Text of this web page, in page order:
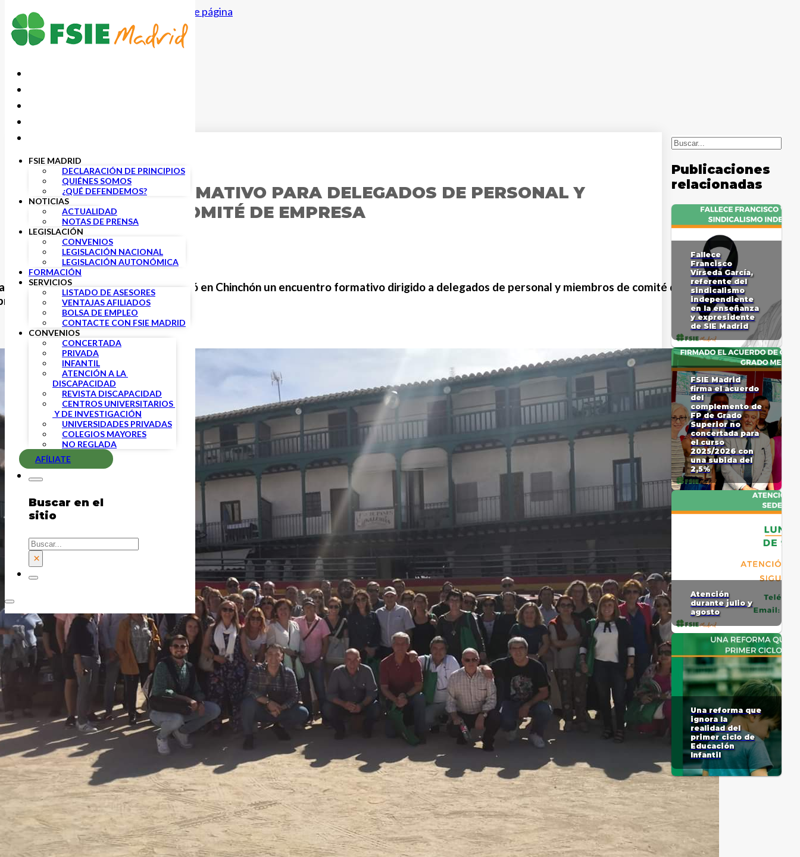
Saltar al contenido principal Saltar al pie de página
FSIE MADRID
DECLARACIÓN DE PRINCIPIOS
QUIÉNES SOMOS
¿QUÉ DEFENDEMOS?
NOTICIAS
ACTUALIDAD
NOTAS DE PRENSA
LEGISLACIÓN
CONVENIOS
LEGISLACIÓN NACIONAL
LEGISLACIÓN AUTONÓMICA
FORMACIÓN
SERVICIOS
LISTADO DE ASESORES
VENTAJAS AFILIADOS
BOLSA DE EMPLEO
CONTACTE CON FSIE MADRID
CONVENIOS
CONCERTADA
PRIVADA
INFANTIL
ATENCIÓN A LA
DISCAPACIDAD
REVISTA DISCAPACIDAD
CENTROS UNIVERSITARIOS
Y DE INVESTIGACIÓN
UNIVERSIDADES PRIVADAS
COLEGIOS MAYORES
NO REGLADA
AFÍLIATE
Buscar en el
sitio
Buscar
×
3 OCTUBRE, 2019
ENCUENTRO FORMATIVO PARA DELEGADOS DE PERSONAL Y
MIEMBROS DE COMITÉ DE EMPRESA
3 de octubre, fsiemadrid celebró en Chinchón un encuentro formativo dirigido a delegados de personal y miembros de comité de
Buscar
Publicaciones
relacionadas
Fallece
Francisco
Vírseda García,
referente del
sindicalismo
independiente
en la enseñanza
y expresidente
de SIE Madrid
FSIE Madrid
firma el acuerdo
del
complemento de
FP de Grado
Superior no
concertada para
el curso
2025/2026 con
una subida del
2,5%
Atención
durante julio y
agosto
Una reforma que
ignora la
realidad del
primer ciclo de
Educación
Infantil